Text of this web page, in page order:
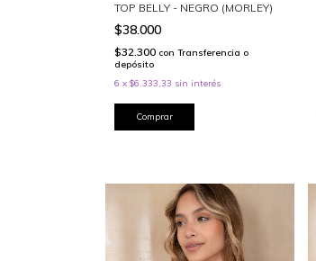
TOP BELLY - NEGRO (MORLEY)
$38.000
$32.300 con Transferencia o
depósito
6 x $6.333,33 sin interés
Comprar